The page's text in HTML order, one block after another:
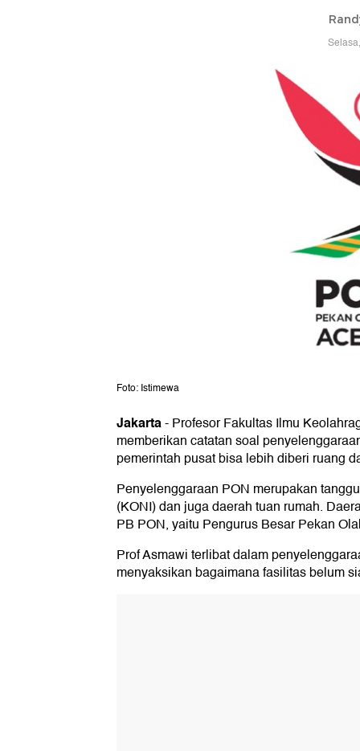
Foto: Istimewa
Jakarta-Profesor Fakultas Ilmu
memberikan catatan soal
pemerintah pusat bisa lebih diberi ruang
Penyelenggaraan PON merupakan
(KONI) dan juga daerah tuan rumah.
PB PON, yaitu Pengurus Besar Pekan
Prof Asmawi terlibat dalam
menyaksikan bagaimana fasilitas belum